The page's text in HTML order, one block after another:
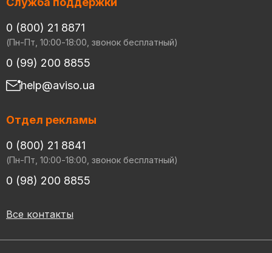
0 (800) 21 8871
(Пн-Пт, 10:00-18:00, звонок бесплатный)
0 (99) 200 8855
help@aviso.ua
Отдел рекламы
0 (800) 21 8841
(Пн-Пт, 10:00-18:00, звонок бесплатный)
0 (98) 200 8855
Все контакты